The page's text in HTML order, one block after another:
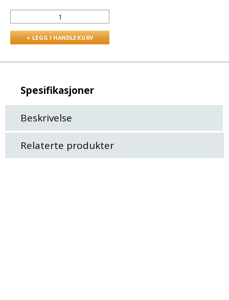
Spesifikasjoner
Beskrivelse
Relaterte produkter